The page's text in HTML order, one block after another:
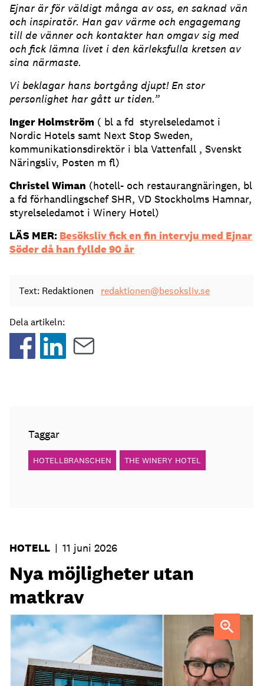
Ejnar är för väldigt många av oss, en saknad vän
och inspiratör. Han gav värme och engagemang
till de vänner och kontakter han omgav sig med
och fick lämna livet i den kärleksfulla kretsen av
sina närmaste.
Vi beklagar hans bortgång djupt! En stor
personlighet har gått ur tiden.”
Inger Holmström ( bl a fd styrelseledamot i
Nordic Hotels samt Next Stop Sweden,
kommunikationsdirektör i bla Vattenfall , Svenskt
Näringsliv, Posten m fl)
Christel Wiman (hotell- och restaurangnäringen, bl
a fd förhandlingschef SHR, VD Stockholms Hamnar,
styrelseledamot i Winery Hotel)
LÄS MER: Besöksliv fick en fin intervju med Ejnar
Söder då han fyllde 90 år
Text: Redaktionen redaktionen@besoksliv.se
Dela artikeln:
Taggar
HOTELLBRANSCHEN THE WINERY HOTEL
HOTELL | 11 juni 2026
Nya möjligheter utan
matkrav
Tobias Lillrud